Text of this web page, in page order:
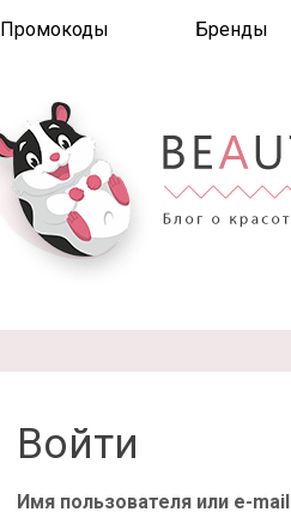
Промокоды Бренды
Войти
Имя пользователя или e-mail